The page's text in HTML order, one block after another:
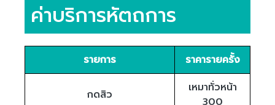
ค่าบริการหัตถการ
รายการ ราคารายครั้ง
กดสิว
เหมาทั่วหน้า